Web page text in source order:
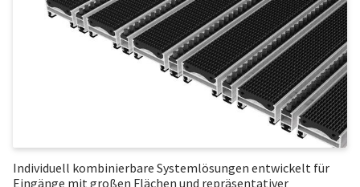
Individuell kombinierbare Systemlösungen entwickelt für
Eingänge mit großen Flächen und repräsentativer